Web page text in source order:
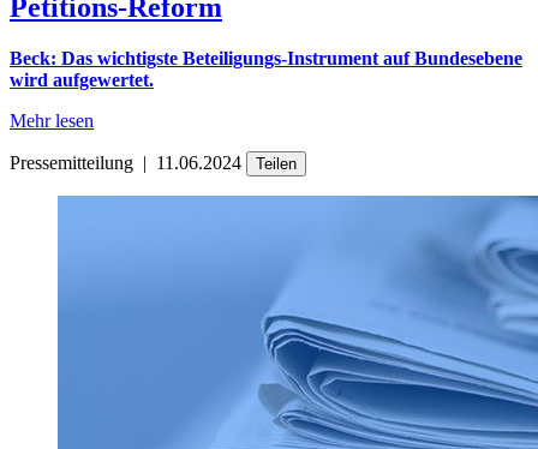
Petitions-Reform
Beck: Das wichtigste Beteiligungs-Instrument auf Bundesebene
wird aufgewertet.
Mehr lesen
Pressemitteilung | 11.06.2024 Teilen